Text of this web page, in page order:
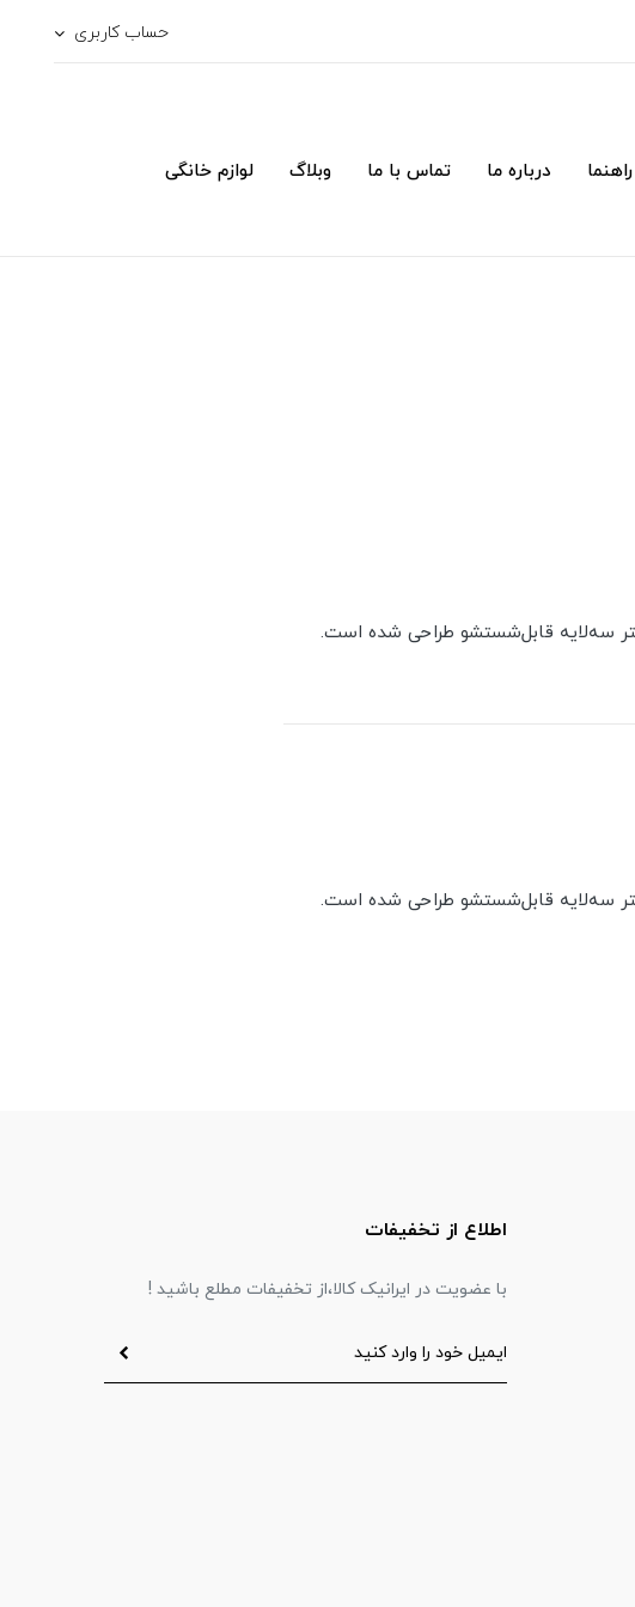
حساب کاربری
راهنما درباره ما تماس با ما وبلاگ لوازم خانگی
اطلاع از تخفیفات
با عضویت در ایرانیک کالا،از تخفیفات مطلع باشید !